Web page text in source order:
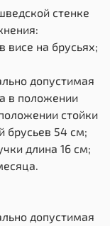
стенке
висе на брусьях;
допустимая
в положении
стойки
брусьев 54 см;
длина 16 см;
допустимая